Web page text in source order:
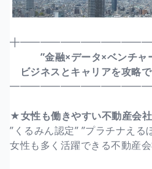
”金融×データ×ベンチャ
ビジネスとキャリアを攻略
★女性も働きやすい不動産会
”くるみん認定” ”プラチナえる
女性も多く活躍できる不動産会